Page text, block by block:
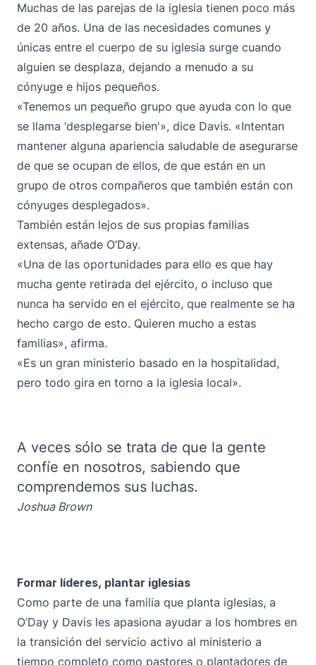
Muchas de las parejas de la iglesia tienen poco más
de 20 años. Una de las necesidades comunes y
únicas entre el cuerpo de su iglesia surge cuando
alguien se desplaza, dejando a menudo a su
cónyuge e hijos pequeños.
«Tenemos un pequeño grupo que ayuda con lo que
se llama ‘desplegarse bien'», dice Davis. «Intentan
mantener alguna apariencia saludable de asegurarse
de que se ocupan de ellos, de que están en un
grupo de otros compañeros que también están con
cónyuges desplegados».
También están lejos de sus propias familias
extensas, añade O’Day.
«Una de las oportunidades para ello es que hay
mucha gente retirada del ejército, o incluso que
nunca ha servido en el ejército, que realmente se ha
hecho cargo de esto. Quieren mucho a estas
familias», afirma.
«Es un gran ministerio basado en la hospitalidad,
pero todo gira en torno a la iglesia local».
A veces sólo se trata de que la gente
confíe en nosotros, sabiendo que
comprendemos sus luchas.
Joshua Brown
Formar líderes, plantar iglesias
Como parte de una familia que planta iglesias, a
O’Day y Davis les apasiona ayudar a los hombres en
la transición del servicio activo al ministerio a
tiempo completo como pastores o plantadores de